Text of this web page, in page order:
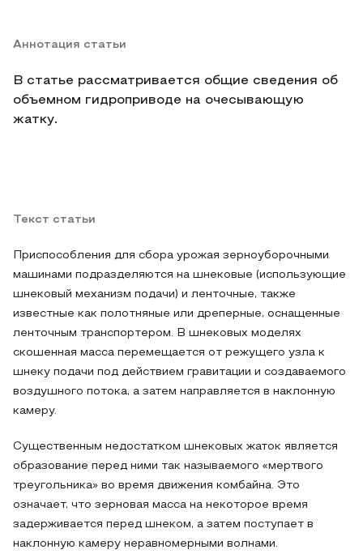
Аннотация статьи
В статье рассматривается общие сведения об
объемном гидроприводе на очесывающую
жатку.
Текст статьи
Приспособления для сбора урожая зерноуборочными
машинами подразделяются на шнековые (использующие
шнековый механизм подачи) и ленточные, также
известные как полотняные или дреперные, оснащенные
ленточным транспортером. В шнековых моделях
скошенная масса перемещается от режущего узла к
шнеку подачи под действием гравитации и создаваемого
воздушного потока, а затем направляется в наклонную
камеру.
Существенным недостатком шнековых жаток является
образование перед ними так называемого «мертвого
треугольника» во время движения комбайна. Это
означает, что зерновая масса на некоторое время
задерживается перед шнеком, а затем поступает в
наклонную камеру неравномерными волнами.